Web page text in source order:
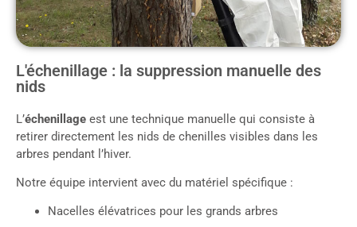
L'échenillage : la suppression manuelle des
nids
L’échenillage est une technique manuelle qui consiste à
retirer directement les nids de chenilles visibles dans les
arbres pendant l’hiver.
Notre équipe intervient avec du matériel spécifique :
Nacelles élévatrices pour les grands arbres